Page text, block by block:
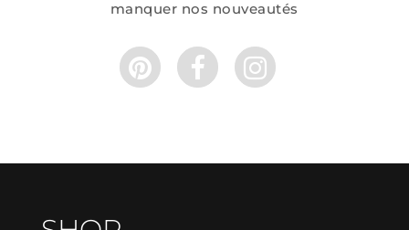
manquer nos nouveautés